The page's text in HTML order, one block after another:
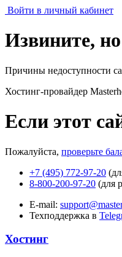
Войти в личный кабинет
Извините,
Причины недоступности
Хостинг-провайдер
Если этот
Пожалуйста, проверьте
+7 (495) 772-97-20
8-800-200-97-20 (для
E-mail:
Техподдержка в
Хостинг